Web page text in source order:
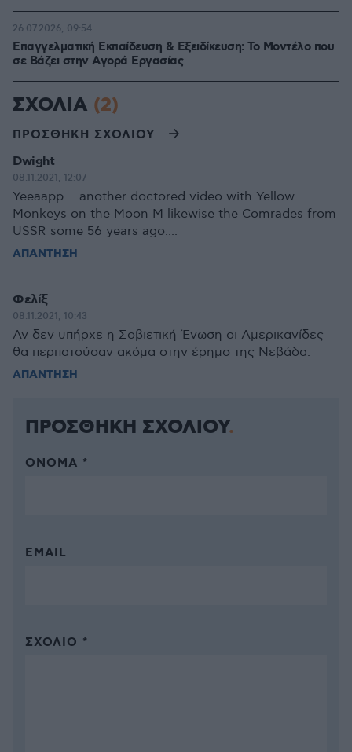
Επαγγελματική Εκπαίδευση & Εξειδίκευση: Το Mοντέλο που
σε Bάζει στην Aγορά Eργασίας
26.07.2026, 09:54
ΣΧΟΛΙΑ (2)
ΠΡΟΣΘΗΚΗ ΣΧΟΛΙΟΥ
Dwight
08.11.2021, 12:07
Yeeaapp.....another doctored video with Yellow
Monkeys on the Moon M likewise the Comrades from
USSR some 56 years ago....
ΑΠΑΝΤΗΣΗ
Φελίξ
08.11.2021, 10:43
Αν δεν υπήρχε η Σοβιετική Ένωση οι Αμερικανίδες
θα περπατούσαν ακόμα στην έρημο της Νεβάδα.
ΑΠΑΝΤΗΣΗ
ΠΡΟΣΘΗΚΗ ΣΧΟΛΙΟΥ
ΌΝΟΜΑ *
EMAIL
ΣΧΌΛΙΟ *